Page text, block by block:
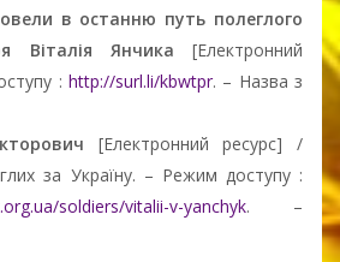
в останню путь полеглого
Віталія Янчика [Електронний
: http://surl.li/kbwtpr. – Назва з
[Електронний ресурс] /
за Україну. – Режим доступу :
soldiers/vitalii-v-yanchyk. –